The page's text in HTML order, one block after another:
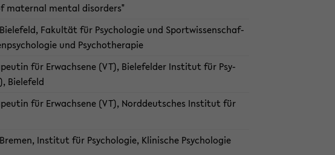
ma­ter­nal men­tal dis­or­ders"
Fa­kul­tät für Psy­cho­lo­gie und Sport­wis­sen­schaf­
und Psy­cho­the­ra­pie
für Er­wach­se­ne (VT), Bie­le­fel­der In­sti­tut für Psy­
Bie­le­feld
für Er­wach­se­ne (VT), Nord­deut­sches In­sti­tut für
In­sti­tut für Psy­cho­lo­gie, Kli­ni­sche Psy­cho­lo­gie